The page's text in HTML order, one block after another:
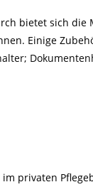
bietet sich die
Einige
;
privaten